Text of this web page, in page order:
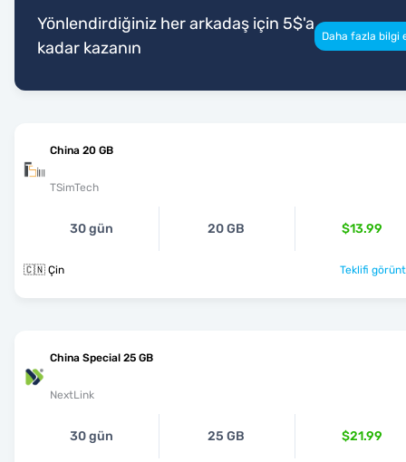
Yönlendirdiğiniz her arkadaş için 5$'a
kadar kazanın
Daha fazla bilgi
China 20 GB
TSimTech
30 gün 20 GB $13.99
🇨🇳 Çin Teklifi
China Special 25 GB
NextLink
30 gün 25 GB $21.99